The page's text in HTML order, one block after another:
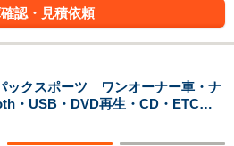
認・見積依頼
ックスポーツ ワンオーナー車・ナ
・USB・DVD再生・CD・ETC・
サー・ブレンボキャリパー・18イ
コントロール・シートヒーター